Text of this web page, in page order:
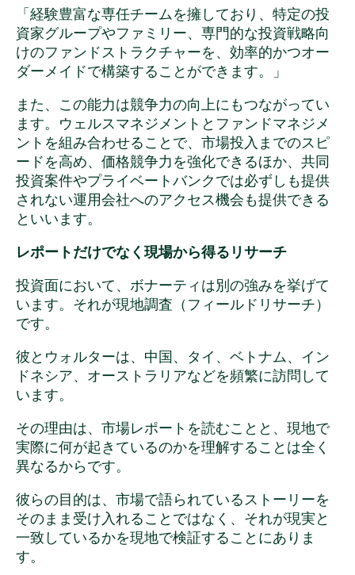
「経験豊富な専任チームを擁しており、特定の投
資家グループやファミリー、専門的な投資戦略向
けのファンドストラクチャーを、効率的かつオー
ダーメイドで構築することができます。」
また、この能力は競争力の向上にもつながってい
ます。ウェルスマネジメントとファンドマネジメ
ントを組み合わせることで、市場投入までのスピ
ードを高め、価格競争力を強化できるほか、共同
投資案件やプライベートバンクでは必ずしも提供
されない運用会社へのアクセス機会も提供できる
といいます。
レポートだけでなく現場から得るリサーチ
投資面において、ボナーティは別の強みを挙げて
います。それが現地調査（フィールドリサーチ）
です。
彼とウォルターは、中国、タイ、ベトナム、イン
ドネシア、オーストラリアなどを頻繁に訪問して
います。
その理由は、市場レポートを読むことと、現地で
実際に何が起きているのかを理解することは全く
異なるからです。
彼らの目的は、市場で語られているストーリーを
そのまま受け入れることではなく、それが現実と
一致しているかを現地で検証することにありま
す。